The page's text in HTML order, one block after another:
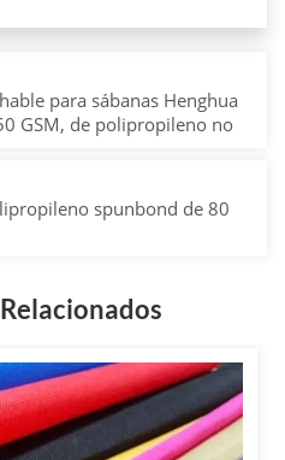
para sábanas Henghua
GSM, de polipropileno no
spunbond de 80